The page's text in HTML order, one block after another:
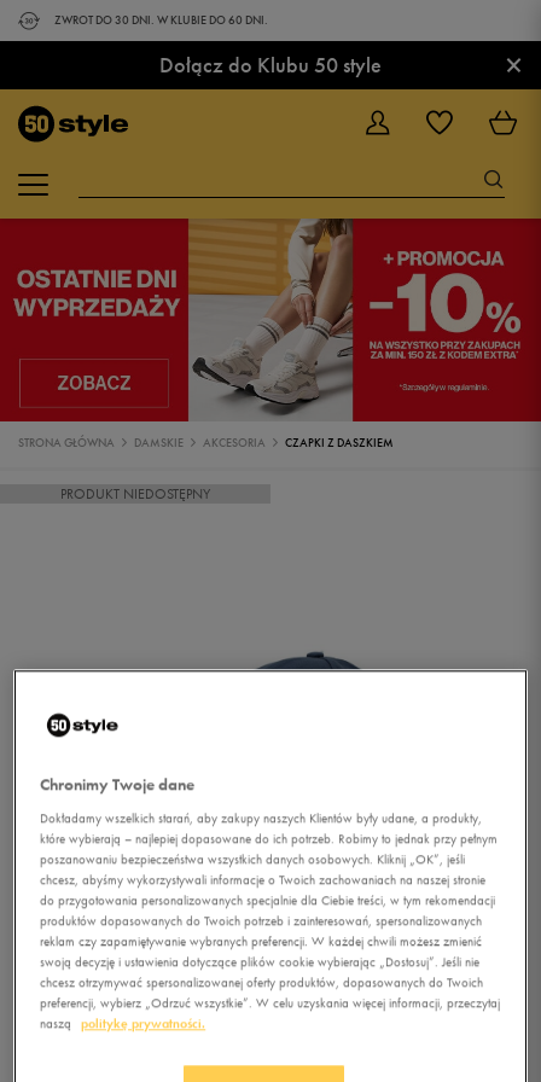
ZWROT DO 30 DNI. W KLUBIE DO 60 DNI.
Dołącz do Klubu 50 style ×
STRONA GŁÓWNA DAMSKIE AKCESORIA CZAPKI Z DASZKIEM
PRODUKT NIEDOSTĘPNY
1/2
Chronimy Twoje dane
Dokładamy wszelkich starań, aby zakupy naszych Klientów były udane, a produkty,
które wybierają – najlepiej dopasowane do ich potrzeb. Robimy to jednak przy pełnym
poszanowaniu bezpieczeństwa wszystkich danych osobowych. Kliknij „OK”, jeśli
chcesz, abyśmy wykorzystywali informacje o Twoich zachowaniach na naszej stronie
do przygotowania personalizowanych specjalnie dla Ciebie treści, w tym rekomendacji
produktów dopasowanych do Twoich potrzeb i zainteresowań, spersonalizowanych
reklam czy zapamiętywanie wybranych preferencji. W każdej chwili możesz zmienić
swoją decyzję i ustawienia dotyczące plików cookie wybierając „Dostosuj”. Jeśli nie
chcesz otrzymywać spersonalizowanej oferty produktów, dopasowanych do Twoich
preferencji, wybierz „Odrzuć wszystkie”. W celu uzyskania więcej informacji, przeczytaj
naszą
politykę prywatności.